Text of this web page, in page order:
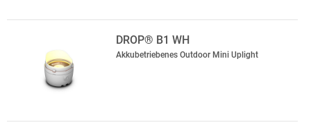
DROP® B1 WH
Akkubetriebenes Outdoor Mini Uplight